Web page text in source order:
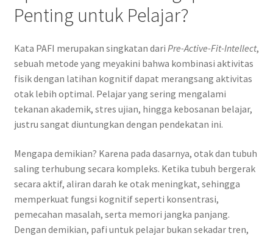
Penting untuk Pelajar?
Kata PAFI merupakan singkatan dari Pre-Active-Fit-Intellect,
sebuah metode yang meyakini bahwa kombinasi aktivitas
fisik dengan latihan kognitif dapat merangsang aktivitas
otak lebih optimal. Pelajar yang sering mengalami
tekanan akademik, stres ujian, hingga kebosanan belajar,
justru sangat diuntungkan dengan pendekatan ini.
Mengapa demikian? Karena pada dasarnya, otak dan tubuh
saling terhubung secara kompleks. Ketika tubuh bergerak
secara aktif, aliran darah ke otak meningkat, sehingga
memperkuat fungsi kognitif seperti konsentrasi,
pemecahan masalah, serta memori jangka panjang.
Dengan demikian, pafi untuk pelajar bukan sekadar tren,